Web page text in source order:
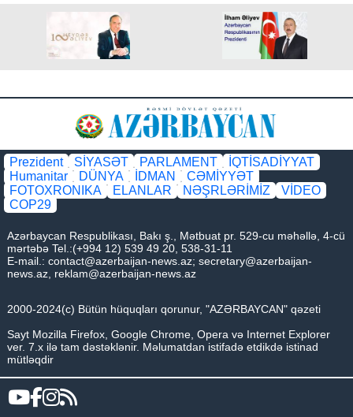
Prezident SİYASƏT PARLAMENT
İQTİSADİYYAT
Humanitar
DÜNYA İDMAN
CƏMİYYƏT
FOTOXRONIKA
ELANLAR NƏŞRLƏRİMİZ
VİDEO
COP29
Azərbaycan Respublikası, Bakı ş., Mətbuat pr. 529-cu məhəllə, 4-cü
mərtəbə Tel.:(+994 12) 539 49 20, 538-31-11
E-mail.: contact@azerbaijan-news.az; secretary@azerbaijan-
news.az reklam@azerbaijan-news.az
2000-2024(c) Bütün hüquqları qorunur, "AZƏRBAYCAN" qəzeti
Sayt Mozilla Firefox, Google Chrome, Opera və Internet Explorer
ver. 7.x ilə tam dəstəklənir. Məlumatdan istifadə etdikdə istinad
mütləqdir